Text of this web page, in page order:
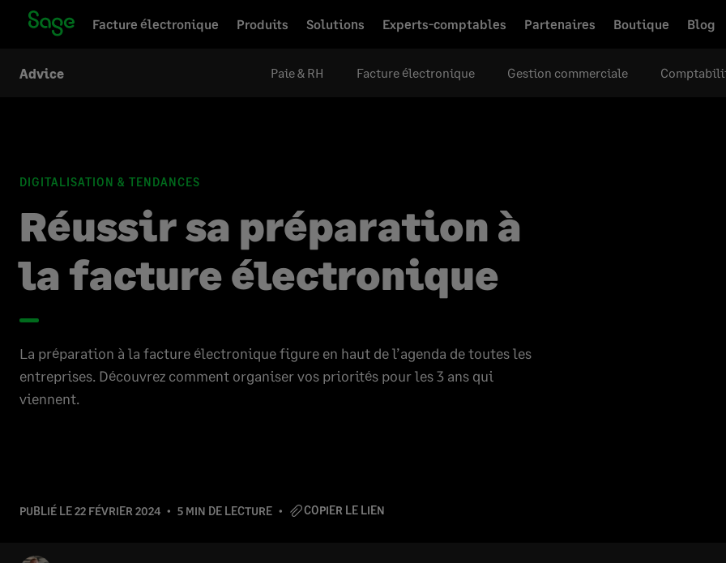
Facture électronique
Produits Solutions Experts-comptables Partenaires Boutique Blog
Advice Paie & RH Facture électronique Gestion commerciale
DIGITALISATION & TENDANCES
Réussir sa préparation à
la facture électronique
La préparation à la facture électronique figure en haut de l’agenda de toutes les
entreprises. Découvrez comment organiser vos priorités pour les 3 ans qui
viennent.
PUBLIÉ LE22 FÉVRIER 2024 5 MIN DE LECTURE COPIER LE LIEN